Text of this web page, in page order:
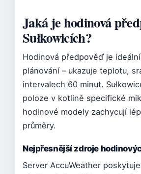
Jaká je hodinová
Sułkowicích?
Hodinová předpověď je
plánování – ukazuje teplotu,
intervalech 60 minut.
poloze v kotlině specifické
hodinové modely zachycují
průměry.
Nejpřesnější zdroje
Server AccuWeather